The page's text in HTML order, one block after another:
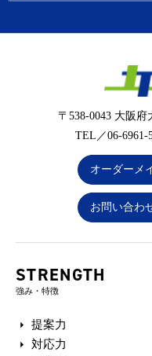
〒538-0043 大阪
TEL／06-
オーダーメ
お問い合わ
STRENGTH
強み・特徴
提案力
対応力